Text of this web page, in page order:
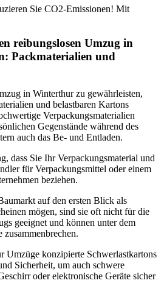
Sie CO2-Emissionen! Mit
reibungslosen Umzug in
Packmaterialien und
in Winterthur zu gewährleisten,
und belastbaren Kartons
Verpackungsmaterialien
Gegenstände während des
auch das Be- und Entladen.
dass Sie Ihr Verpackungsmaterial und
für Verpackungsmittel oder einem
beziehen.
auf den ersten Blick als
mögen, sind sie oft nicht für die
geeignet und können unter dem
Umzüge konzipierte Schwerlastkartons
Sicherheit, um auch schwere
oder elektronische Geräte sicher